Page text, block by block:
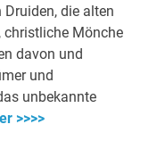
die alten
christliche Mönche
davon und
und
unbekannte
>>>>